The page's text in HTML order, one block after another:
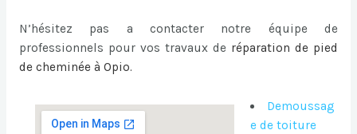
N’hésitez pas a contacter notre équipe de
professionnels pour vos travaux de réparation de pied
de cheminée à Opio.
Demoussag
e de toiture